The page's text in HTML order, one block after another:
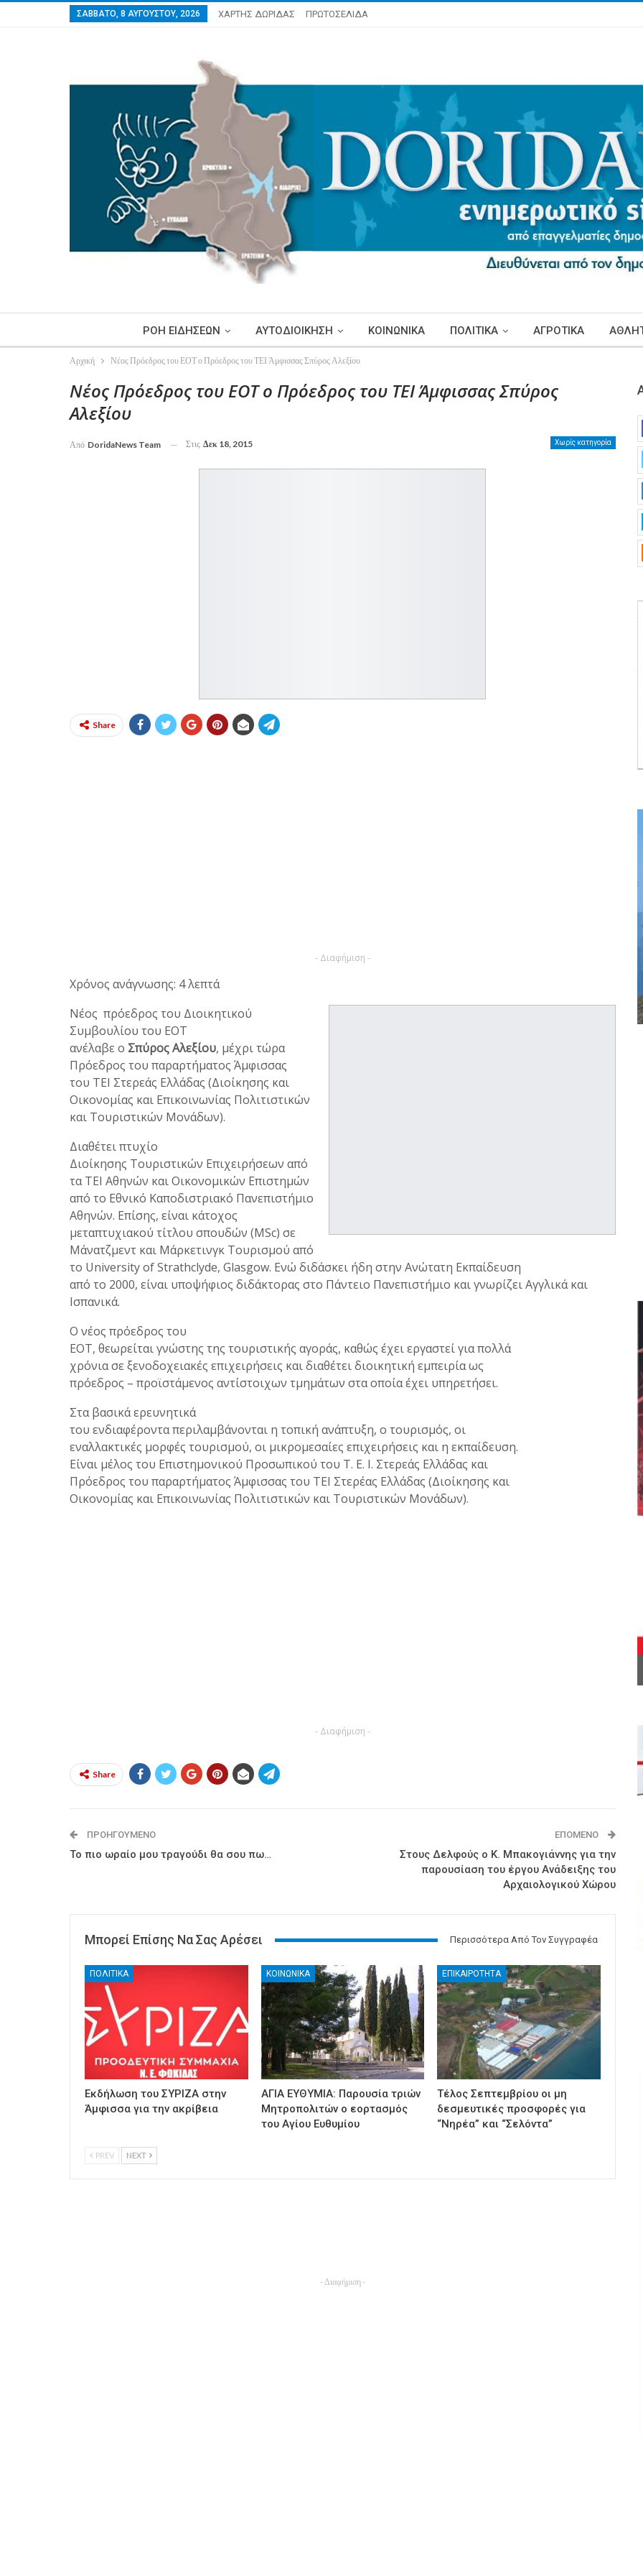
ΣΆΒΒΑΤΟ, 8 ΑΥΓΟΎΣΤΟΥ, 2026 ΧΑΡΤΗΣ ΔΩΡΙΔΑΣ ΠΡΩΤΟΣΕΛΙΔΑ
ΡΟΗ ΕΙΔΗΣΕΩΝ ΑΥΤΟΔΙΟΙΚΗΣΗ ΚΟΙΝΩΝΙΚΑ ΠΟΛΙΤΙΚΑ ΑΓΡΟΤΙΚΑ
Αρχική Νέος Πρόεδρος του ΕΟΤ ο Πρόεδρος του ΤΕΙ Άμφισσας Σπύρος Αλεξίου
Νέος Πρόεδρος του ΕΟΤ ο Πρόεδρος του ΤΕΙ Άμφισσας Σπύρος
Αλεξίου
Χωρίς κατηγορία
Από DoridaNews Team Στις Δεκ 18, 2015
Share
- Διαφήμιση -
Χρόνος ανάγνωσης: 4 λεπτά
Νέος πρόεδρος του Διοικητικού
Συμβουλίου του ΕΟΤ
ανέλαβε ο Σπύρος Αλεξίου, μέχρι τώρα
Πρόεδρος του παραρτήματος Άμφισσας
του ΤΕΙ Στερεάς Ελλάδας (Διοίκησης και
Οικονομίας και Επικοινωνίας Πολιτιστικών
και Τουριστικών Μονάδων).
Διαθέτει πτυχίο
Διοίκησης Τουριστικών Επιχειρήσεων από
τα ΤΕΙ Αθηνών και Οικονομικών Επιστημών
από το Εθνικό Καποδιστριακό Πανεπιστήμιο
Αθηνών. Επίσης, είναι κάτοχος
μεταπτυχιακού τίτλου σπουδών (MSc) σε
Μάνατζμεντ και Μάρκετινγκ Τουρισμού από
το University of Strathclyde, Glasgow. Ενώ διδάσκει ήδη στην Ανώτατη Εκπαίδευση
από το 2000, είναι υποψήφιος διδάκτορας στο Πάντειο Πανεπιστήμιο και γνωρίζει Αγγλικά και
Ισπανικά.
Ο νέος πρόεδρος του
ΕΟΤ, θεωρείται γνώστης της τουριστικής αγοράς, καθώς έχει εργαστεί για πολλά
χρόνια σε ξενοδοχειακές επιχειρήσεις και διαθέτει διοικητική εμπειρία ως
πρόεδρος – προϊστάμενος αντίστοιχων τμημάτων στα οποία έχει υπηρετήσει.
Στα βασικά ερευνητικά
του ενδιαφέροντα περιλαμβάνονται η τοπική ανάπτυξη, ο τουρισμός, οι
εναλλακτικές μορφές τουρισμού, οι μικρομεσαίες επιχειρήσεις και η εκπαίδευση.
Είναι μέλος του Επιστημονικού Προσωπικού του Τ. Ε. Ι. Στερεάς Ελλάδας και
Πρόεδρος του παραρτήματος Άμφισσας του ΤΕΙ Στερέας Ελλάδας (Διοίκησης και
Οικονομίας και Επικοινωνίας Πολιτιστικών και Τουριστικών Μονάδων).
- Διαφήμιση -
Share
ΠΡΟΗΓΟΎΜΕΝΟ
Το πιο ωραίο μου τραγούδι θα σου πω…
ΕΠΌΜΕΝΟ
Στους Δελφούς ο Κ. Μπακογιάννης για την
παρουσίαση του έργου Ανάδειξης του
Αρχαιολογικού Χώρου
Μπορεί Επίσης Να Σας Αρέσει Περισσότερα Από Τον Συγγραφέα
ΠΟΛΙΤΙΚΑ
Εκδήλωση του ΣΥΡΙΖΑ στην
Άμφισσα για την ακρίβεια
ΚΟΙΝΩΝΙΚΑ
ΑΓΙΑ ΕΥΘΥΜΙΑ: Παρουσία τριών
Μητροπολιτών ο εορτασμός
του Αγίου Ευθυμίου
ΕΠΙΚΑΙΡΟΤΗΤΑ
Τέλος Σεπτεμβρίου οι μη
δεσμευτικές προσφορές για
“Νηρέα” και “Σελόντα”
PREV NEXT
- Διαφήμιση -